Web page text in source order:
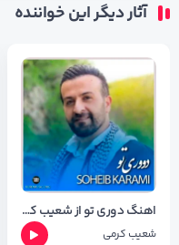
آثار دیگر این خواننده
اهنگ دوری تو از شعیب کرمی با کیفیت ۳۲۰ و شعر اهنگ
شعیب کرمی